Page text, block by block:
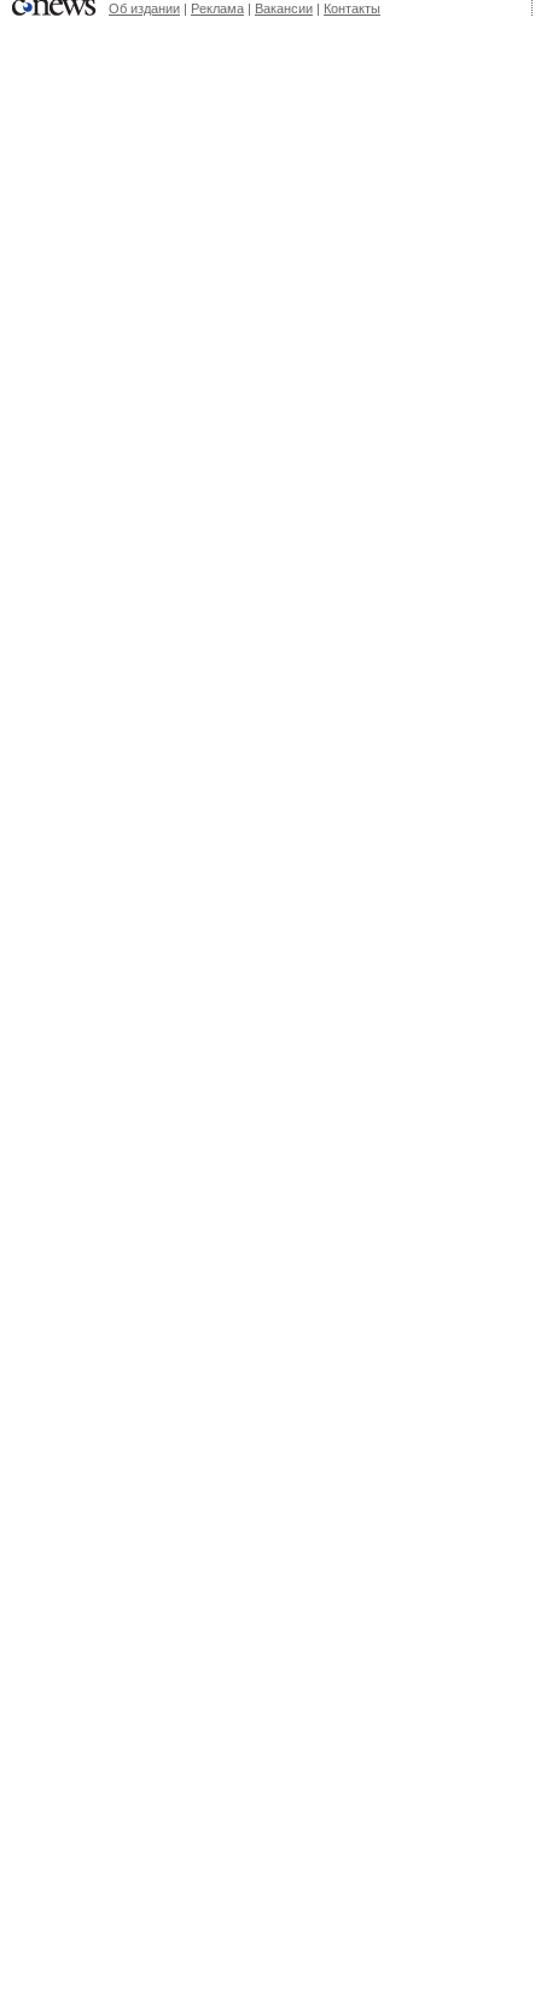
Об издании | Реклама | Вакансии | Контакты